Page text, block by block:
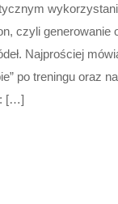
czyli generowanie
Najprościej
po treningu oraz
[…]